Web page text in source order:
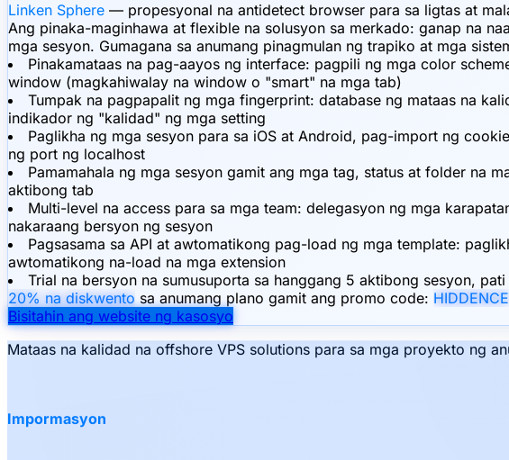
Linken Sphere — propesyonal na antidetect browser para sa ligtas at
Ang pinaka-maginhawa at flexible na solusyon sa merkado: ganap na
mga sesyon. Gumagana sa anumang pinagmulan ng trapiko at mga
Pinakamataas na pag-aayos ng interface: pagpili ng mga color
window (magkahiwalay na window o "smart" na mga tab)
Tumpak na pagpapalit ng mga fingerprint: database ng mataas na
indikador ng "kalidad" ng mga setting
Paglikha ng mga sesyon para sa iOS at Android, pag-import ng
ng port ng localhost
Pamamahala ng mga sesyon gamit ang mga tag, status at folder na
aktibong tab
Multi-level na access para sa mga team: delegasyon ng mga
nakaraang bersyon ng sesyon
Pagsasama sa API at awtomatikong pag-load ng mga template:
awtomatikong na-load na mga extension
Trial na bersyon na sumusuporta sa hanggang 5 aktibong sesyon,
20% na diskwento sa anumang plano gamit ang promo code: HIDDENCE
Bisitahin ang website ng kasosyo
Mataas na kalidad na offshore VPS solutions para sa mga proyekto ng
Impormasyon